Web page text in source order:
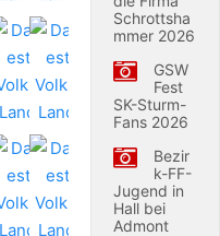
Schrottsha
mmer 2026
GSW
Fest
SK-Sturm-
Fans 2026
Bezir
k-FF-
Jugend in
Hall bei
Admont